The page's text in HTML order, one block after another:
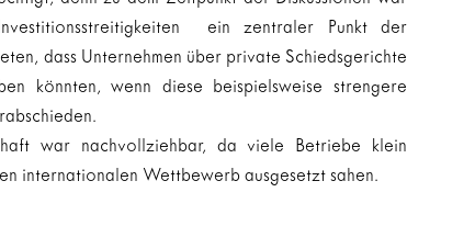
ein zentraler Punkt der
dass Unternehmen über private Schiedsgerichte
könnten, wenn diese beispielsweise strengere
war nachvollziehbar, da viele Betriebe klein
internationalen Wettbewerb ausgesetzt sahen.